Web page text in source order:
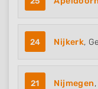
24 Nijkerk,
21 Nijmegen